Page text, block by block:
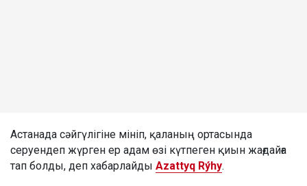
Астанада сәйгүлігіне мініп, қаланың ортасында
серуендеп жүрген ер адам өзі күтпеген қиын жағдайға
тап болды, деп хабарлайды Azattyq Rýhy.